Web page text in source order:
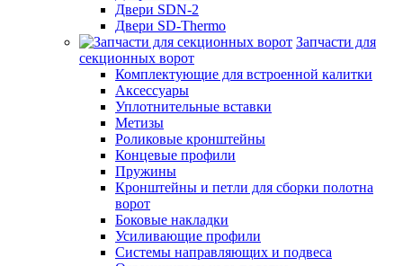
Двери SDN-2
Двери SD-Thermo
Запчасти для
секционных ворот
Комплектующие для встроенной калитки
Аксессуары
Уплотнительные вставки
Метизы
Роликовые кронштейны
Концевые профили
Пружины
Кронштейны и петли для сборки полотна
ворот
Боковые накладки
Усиливающие профили
Системы направляющих и подвеса